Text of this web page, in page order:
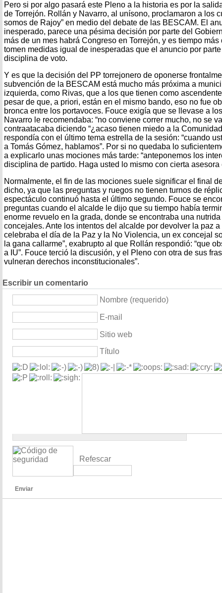
Pero si por algo pasará este Pleno a la historia es por la
de Torrejón. Rollán y Navarro, al unísono, proclamaron a los
somos de Rajoy” en medio del debate de las BESCAM. El
inesperado, parece una pésima decisión por parte del
más de un mes habrá Congreso en Torrejón, y es tiempo
tomen medidas igual de inesperadas que el anuncio por
disciplina de voto.
Y es que la decisión del PP torrejonero de oponerse
subvención de la BESCAM está mucho más próxima a
izquierda, como Rivas, que a los que tienen como
pesar de que, a priori, están en el mismo bando, eso no fue
bronca entre los portavoces. Fouce exigía que se llevase a
Navarro le recomendaba: “no conviene correr mucho, no se
contraatacaba diciendo “¿acaso tienen miedo a la
respondía con el último tema estrella de la sesión: “cuando
a Tomás Gómez, hablamos”. Por si no quedaba lo
a explicarlo unas mociones más tarde: “anteponemos los
disciplina de partido. Haga usted lo mismo con cierta asesora
Normalmente, el fin de las mociones suele significar el final
dicho, ya que las preguntas y ruegos no tienen turnos de
espectáculo continuó hasta el último segundo. Fouce se
preguntas cuando el alcalde le dijo que su tiempo había
enorme revuelo en la grada, donde se encontraba una
concejales. Ante los intentos del alcalde por devolver la paz
celebraba el día de la Paz y la No Violencia, un ex concejal
la gana callarme”, exabrupto al que Rollán respondió: “que
a IU”. Fouce terció la discusión, y el Pleno con otra de sus
vulneran derechos inconstitucionales”.
Escribir un comentario
Nombre (requerido)
E-mail
Sitio web
Título
Refescar
Enviar